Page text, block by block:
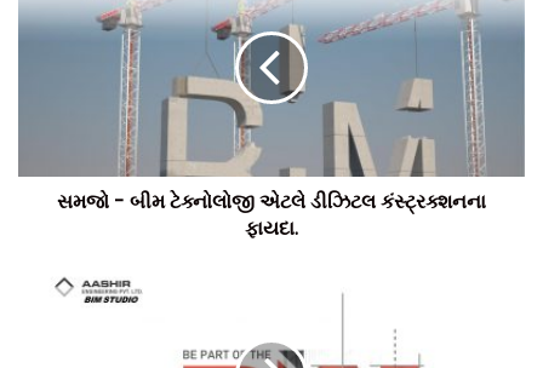
સમજો - બીમ ટેક્નોલોજી એટલે ડીઝિટલ કંસ્ટ્રક્શનના
ફાયદા.